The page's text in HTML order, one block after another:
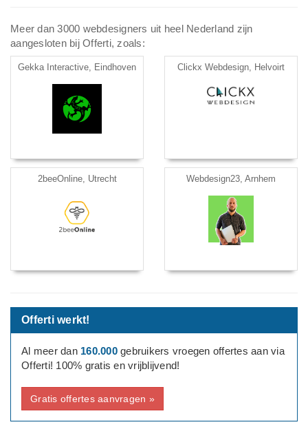
Meer dan 3000 webdesigners uit heel Nederland zijn
aangesloten bij Offerti, zoals:
Gekka Interactive, Eindhoven Clickx Webdesign, Helvoirt
2beeOnline, Utrecht Webdesign23, Arnhem
Offerti werkt!
Al meer dan 160.000gebruikers vroegen offertes aan via
Offerti! 100% gratis en vrijblijvend!
Gratis offertes aanvragen »